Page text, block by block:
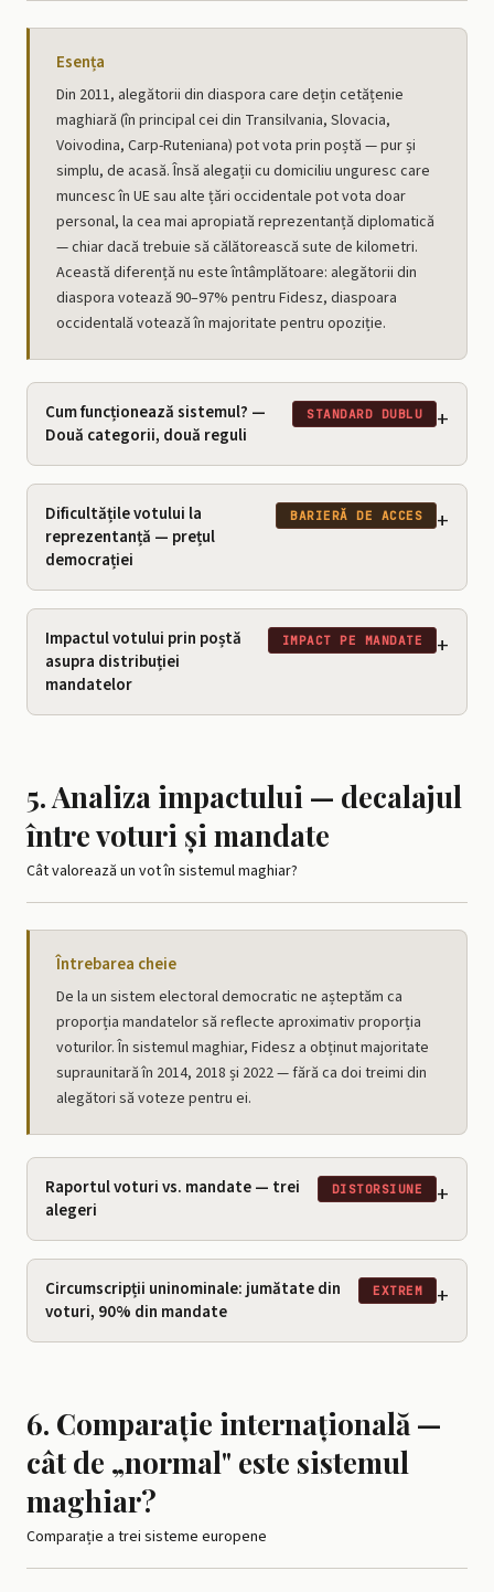
Esența
Din 2011, alegătorii din diaspora care dețin cetățenie
maghiară (în principal cei din Transilvania, Slovacia,
Voivodina, Carp-Ruteniana) pot vota prin poștă — pur și
simplu, de acasă. Însă alegații cu domiciliu unguresc care
muncesc în UE sau alte țări occidentale pot vota doar
personal, la cea mai apropiată reprezentanță diplomatică
— chiar dacă trebuie să călătorească sute de kilometri.
Această diferență nu este întâmplătoare: alegătorii din
diaspora votează 90–97% pentru Fidesz, diaspoara
occidentală votează în majoritate pentru opoziție.
Cum funcționează sistemul? —
Două categorii, două reguli
STANDARD DUBLU +
Dificultățile votului la
reprezentanță — prețul
democrației
BARIERĂ DE ACCES +
Impactul votului prin poștă
asupra distribuției
mandatelor
IMPACT PE MANDATE +
5. Analiza impactului — decalajul
între voturi și mandate
Cât valorează un vot în sistemul maghiar?
Întrebarea cheie
De la un sistem electoral democratic ne așteptăm ca
proporția mandatelor să reflecte aproximativ proporția
voturilor. În sistemul maghiar, Fidesz a obținut majoritate
supraunitară în 2014, 2018 și 2022 — fără ca doi treimi din
alegători să voteze pentru ei.
Raportul voturi vs. mandate — trei
alegeri
DISTORSIUNE +
Circumscripții uninominale: jumătate din
voturi, 90% din mandate
EXTREM +
6. Comparație internațională —
cât de „normal" este sistemul
maghiar?
Comparație a trei sisteme europene